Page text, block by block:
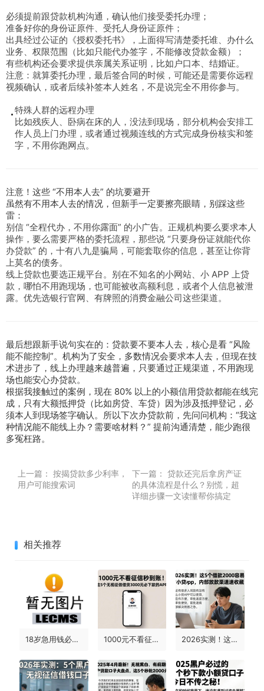
必须提前跟贷款机构沟通，确认他们接受委托办理；
准备好你的身份证原件、受托人身份证原件；
出具经过公证的《授权委托书》，上面得写清楚委托谁、办什么
业务、权限范围（比如只能代办签字，不能修改贷款金额）；
有些机构还会要求提供亲属关系证明，比如户口本、结婚证。
注意：就算委托办理，最后签合同的时候，可能还是需要你远程
视频确认，或者后续补签本人姓名，不是说完全不用你参与。
特殊人群的远程办理
比如残疾人、卧病在床的人，没法到现场，部分机构会安排工
作人员上门办理，或者通过视频连线的方式完成身份核实和签
字，不用你跑网点。
注意！这些 “不用本人去” 的坑要避开
虽然有不用本人去的情况，但新手一定要擦亮眼睛，别踩这些
雷：
别信 “全程代办，不用你露面” 的小广告。正规机构要么要求本人
操作，要么需要严格的委托流程，那些说 “只要身份证就能代你
办贷款” 的，十有八九是骗局，可能套取你的信息，甚至让你背
上莫名的债务。
线上贷款也要选正规平台。别在不知名的小网站、小 APP 上贷
款，哪怕不用跑现场，也可能被收高额利息，或者个人信息被泄
露。优先选银行官网、有牌照的消费金融公司这些渠道。
最后想跟新手说句实在的：贷款要不要本人去，核心是看 “风险
能不能控制”。机构为了安全，多数情况会要求本人去，但现在技
术进步了，线上办理越来越普遍，只要通过正规渠道，不用跑现
场也能安心办贷款。
根据我接触过的案例，现在 80% 以上的小额信用贷款都能在线完
成，只有大额抵押贷（比如房贷、车贷）因为涉及抵押登记，必
须本人到现场签字确认。所以下次办贷款前，先问问机构：“我这
种情况能不能线上办？需要啥材料？” 提前沟通清楚，能少跑很
多冤枉路。
上一篇： 按揭贷款多少利率，
用户可能搜索词
下一篇： 贷款还完后拿房产证
的具体流程是什么？别慌，超
详细步骤一文读懂帮你搞定
相关推荐
18岁急用钱必看！哪个平台18岁可以借款30万元？2026极速审批+5个可借7000的靠谱口子汇总 1000元不看征信秒到账！这5个无视征信借钱3000元必下款的APP，申请材料超简单 2026实测！这5个借款2000容易过的小贷app，内部放款渠道速收藏